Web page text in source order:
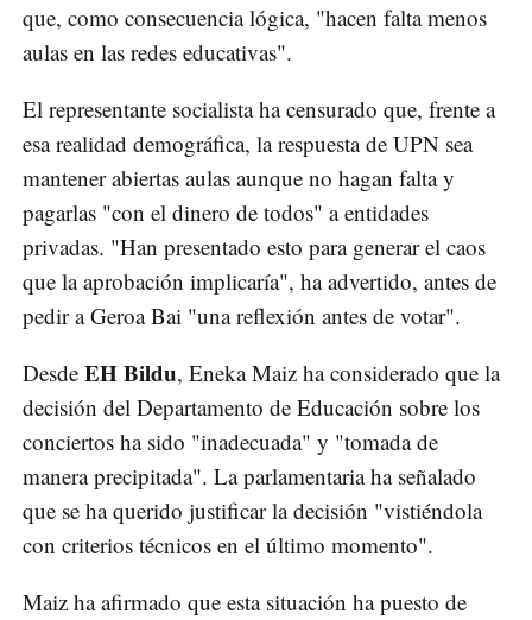
que, como consecuencia lógica, "hacen falta menos
aulas en las redes educativas".
El representante socialista ha censurado que, frente a
esa realidad demográfica, la respuesta de UPN sea
mantener abiertas aulas aunque no hagan falta y
pagarlas "con el dinero de todos" a entidades
privadas. "Han presentado esto para generar el caos
que la aprobación implicaría", ha advertido, antes de
pedir a Geroa Bai "una reflexión antes de votar".
Desde EH Bildu, Eneka Maiz ha considerado que la
decisión del Departamento de Educación sobre los
conciertos ha sido "inadecuada" y "tomada de
manera precipitada". La parlamentaria ha señalado
que se ha querido justificar la decisión "vistiéndola
con criterios técnicos en el último momento".
Maiz ha afirmado que esta situación ha puesto de